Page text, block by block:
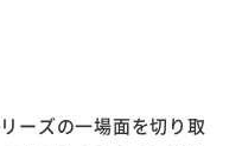
ーズの一場面を切り取